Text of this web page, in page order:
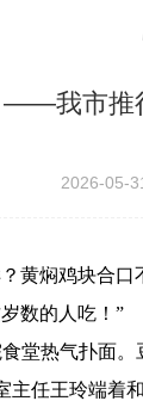
——我市推
2026-05-
黄焖鸡块合口
数的人吃！”
堂热气扑面
任王玲端着